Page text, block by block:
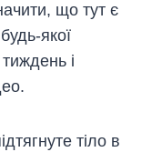
що тут є
якої
і
тіло в